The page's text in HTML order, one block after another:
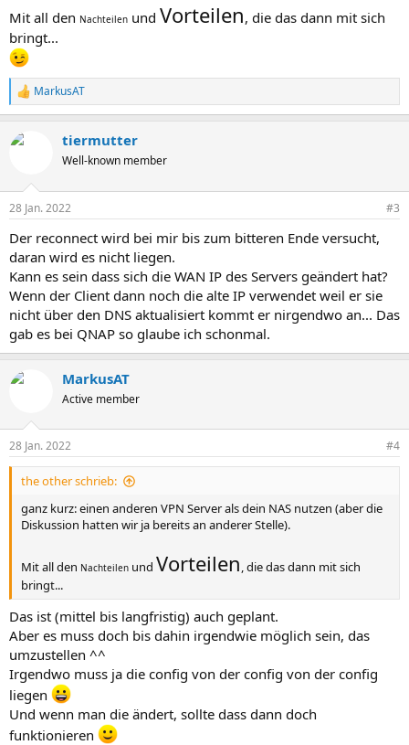
Mit all den Nachteilen und Vorteilen, die das dann mit sich
bringt...
R
e
k
e
:
MarkusAT
tiermutter
Well-known member
28 Jan. 2022 #3
Der reconnect wird bei mir bis zum bitteren Ende versucht,
daran wird es nicht liegen.
Kann es sein dass sich die WAN IP des Servers geändert hat?
Wenn der Client dann noch die alte IP verwendet weil er sie
nicht über den DNS aktualisiert kommt er nirgendwo an... Das
gab es bei QNAP so glaube ich schonmal.
MarkusAT
Active member
28 Jan. 2022 #4
the other schrieb:
ganz kurz: einen anderen VPN Server als dein NAS nutzen (aber die
Diskussion hatten wir ja bereits an anderer Stelle).
Mit all den Nachteilen und Vorteilen, die das dann mit sich
bringt...
Das ist (mittel bis langfristig) auch geplant.
Aber es muss doch bis dahin irgendwie möglich sein, das
umzustellen ^^
Irgendwo muss ja die config von der config von der config
liegen
Und wenn man die ändert, sollte dass dann doch
funktionieren